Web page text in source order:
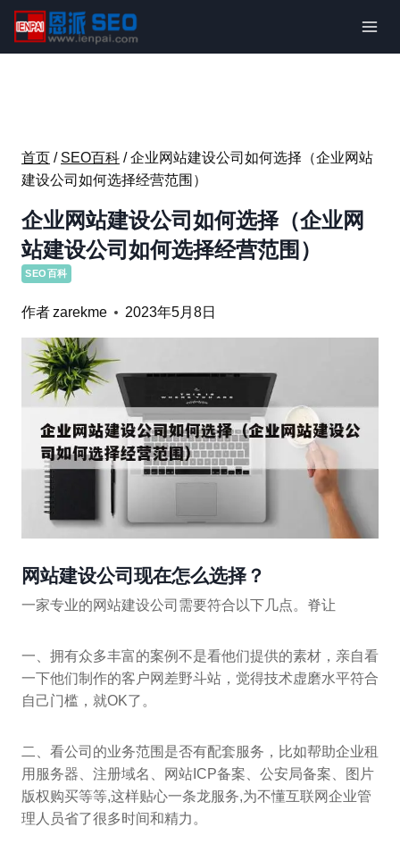
内
首页 / SEO百科 / 企业网站建设公司如何选择（企业网站
建设公司如何选择经营范围）
企业网站建设公司如何选择（企业网
站建设公司如何选择经营范围）
SEO百科
作者zarekme 2023年5月8日
网站建设公司现在怎么选择？
一家专业的网站建设公司需要符合以下几点。脊让
一、拥有众多丰富的案例不是看他们提供的素材，亲自看
一下他们制作的客户网差野斗站，觉得技术虚磨水平符合
自己门槛，就OK了。
二、看公司的业务范围是否有配套服务，比如帮助企业租
用服务器、注册域名、网站ICP备案、公安局备案、图片
版权购买等等,这样贴心一条龙服务,为不懂互联网企业管
理人员省了很多时间和精力。